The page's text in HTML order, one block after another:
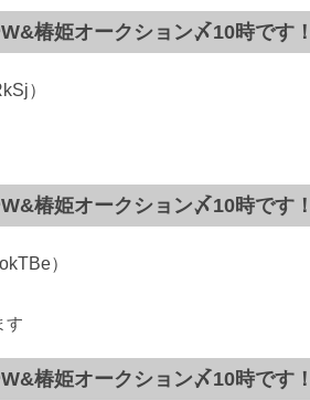
椿姫オークション〆10時です！
）
椿姫オークション〆10時です！
）
す
椿姫オークション〆10時です！